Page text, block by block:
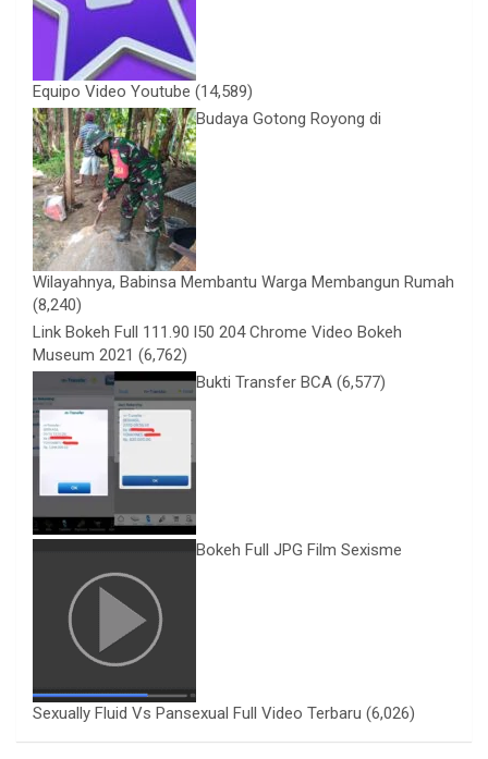
Equipo Video Youtube (14,589)
Budaya Gotong Royong di
Wilayahnya, Babinsa Membantu Warga Membangun Rumah
(8,240)
Link Bokeh Full 111.90 l50 204 Chrome Video Bokeh
Museum 2021 (6,762)
Bukti Transfer BCA (6,577)
Bokeh Full JPG Film Sexisme
Sexually Fluid Vs Pansexual Full Video Terbaru (6,026)